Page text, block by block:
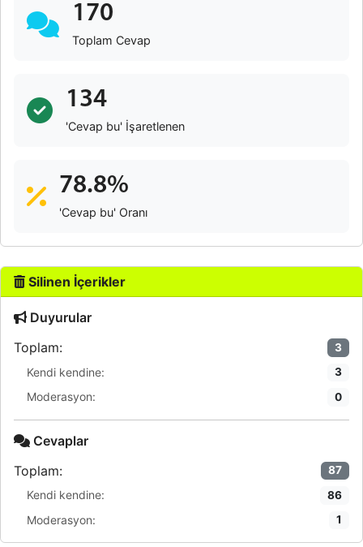
170
Toplam Cevap
134
'Cevap bu' İşaretlenen
78.8%
'Cevap bu' Oranı
Silinen İçerikler
Duyurular
Toplam:
3
Kendi kendine: 3
Moderasyon: 0
Cevaplar
Toplam:
87
Kendi kendine: 86
Moderasyon: 1